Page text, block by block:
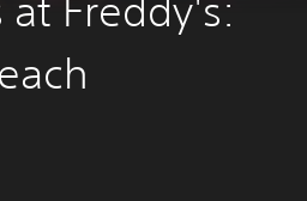
at Freddy's: